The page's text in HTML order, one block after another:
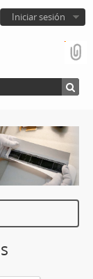
Iniciar sesión